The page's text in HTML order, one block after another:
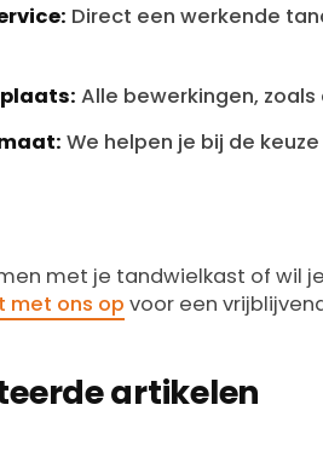
Direct een werkende
Alle bewerkingen,
We helpen je bij de
met je tandwielkast of wil
met ons op voor een
artikelen